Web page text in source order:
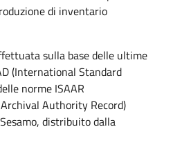
di inventario
sulla base delle ultime
(International Standard
norme ISAAR
Authority Record)
distribuito dalla